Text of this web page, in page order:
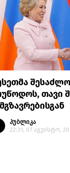
თავი
პუბლიკა
22:31, 07 აგვისტო,